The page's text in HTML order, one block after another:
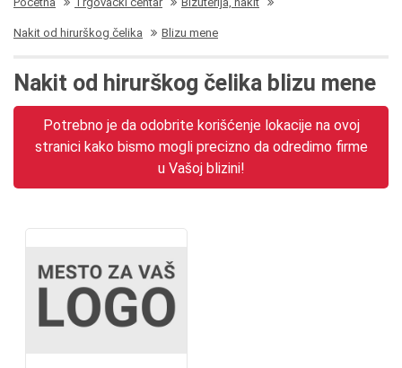
Nakit od hirurškog čelika Blizu mene
Nakit od hirurškog čelika blizu mene
Potrebno je da odobrite korišćenje lokacije na ovoj
stranici kako bismo mogli precizno da odredimo firme
u Vašoj blizini!